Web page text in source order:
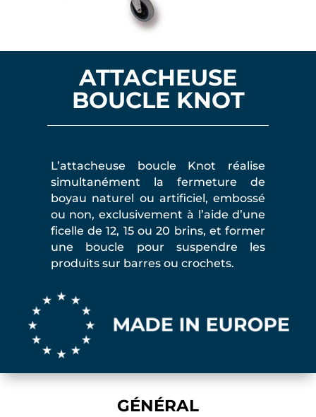
ATTACHEUSE
BOUCLE KNOT
L’attacheuse boucle Knot réalise
simultanément la fermeture de
boyau naturel ou artificiel, embossé
ou non, exclusivement à l’aide d’une
ficelle de 12, 15 ou 20 brins, et former
une boucle pour suspendre les
produits sur barres ou crochets.
GÉNÉRAL